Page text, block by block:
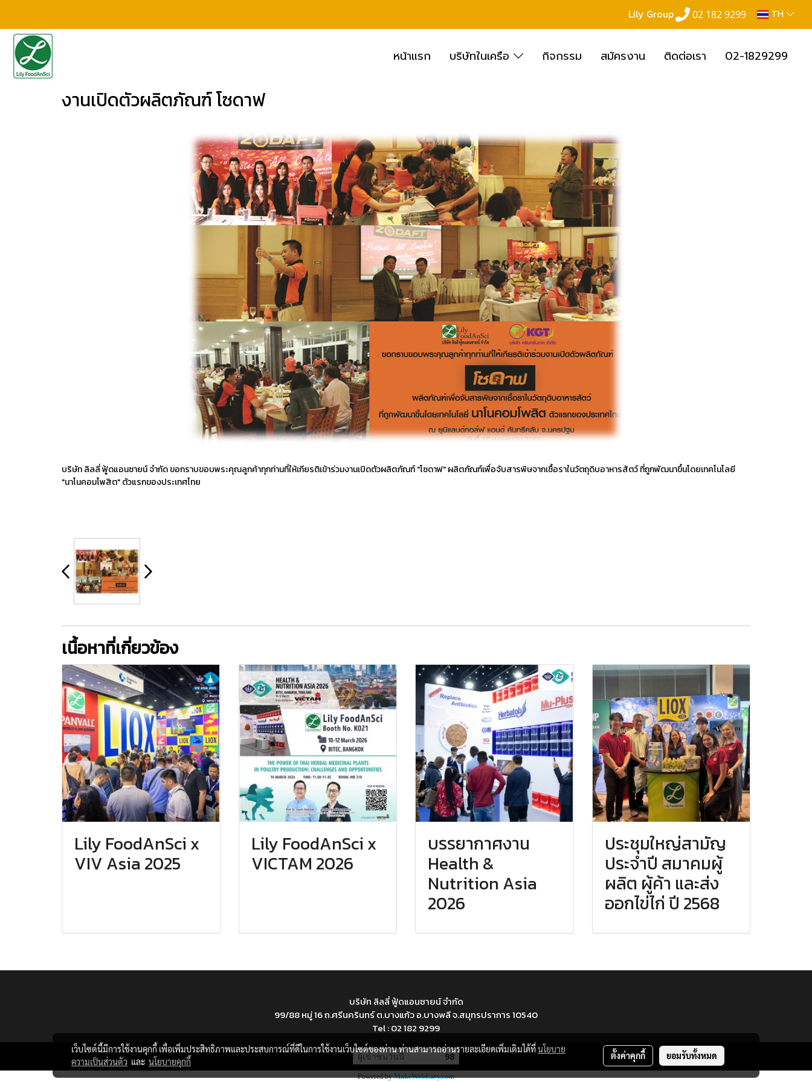
Lily Group 02 182 9299 TH
หน้าแรก บริษัทในเครือ กิจกรรม สมัครงาน ติดต่อเรา 02-1829299
งานเปิดตัวผลิตภัณฑ์ โซดาฟ
บริษัท ลิลลี่ ฟู้ดแอนซายน์ จำกัด ขอกราบขอบพระคุณลูกค้าทุกท่านที่ให้เกียรติเข้าร่วมงานเปิดตัวผลิตภัณฑ์ "โซดาฟ" ผลิตภัณฑ์เพื่อจับสารพิษจากเชื้อราในวัตถุดิบอาหารสัตว์ ที่ถูกพัฒนาขึ้นโดยเทคโนโลยี
"นาโนคอมโพสิต" ตัวแรกของประเทศไทย
เนื้อหาที่เกี่ยวข้อง
Lily FoodAnSci x
VIV Asia 2025
Lily FoodAnSci x
VICTAM 2026
บรรยากาศงาน
Health &
Nutrition Asia
2026
ประชุมใหญ่สามัญ
ประจำปี สมาคมผู้
ผลิต ผู้ค้า และส่ง
ออกไข่ไก่ ปี 2568
บริษัท ลิลลี่ ฟู้ดแอนซายน์ จำกัด
99/88 หมู่ 16 ถ.ศรีนครินทร์ ต.บางแก้ว อ.บางพลี จ.สมุทรปราการ 10540
Tel : 02 182 9299
ผู้เข้าชมวันนี้ 98
Powered byMakeWebEasy.com
เว็บไซต์นี้มีการใช้งานคุกกี้ เพื่อเพิ่มประสิทธิภาพและประสบการณ์ที่ดีในการใช้งานเว็บไซต์ของท่าน ท่านสามารถอ่านรายละเอียดเพิ่มเติมได้ที่นโยบาย
ความเป็นส่วนตัว และ นโยบายคุกกี้
ตั้งค่าคุกกี้ ยอมรับทั้งหมด